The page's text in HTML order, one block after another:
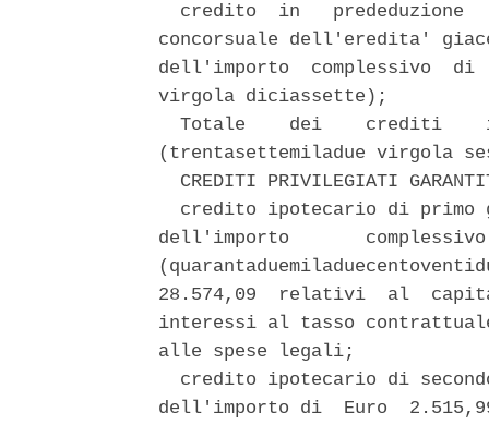
credito  in   prededuzione
concorsuale dell'eredita'
dell'importo  complessivo  di
virgola diciassette);
Totale    dei    crediti
(trentasettemiladue virgola
CREDITI PRIVILEGIATI
credito ipotecario di primo
dell'importo
28.574,09  relativi  al
interessi al tasso
alle spese legali;
credito ipotecario di
dell'importo di  Euro